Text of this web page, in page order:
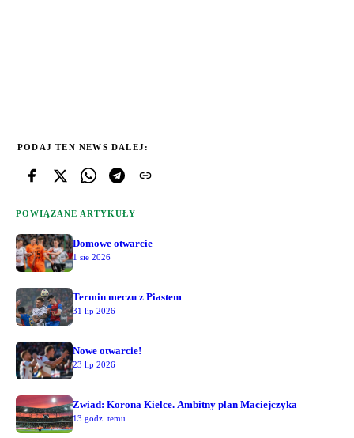
PODAJ TEN NEWS DALEJ:
POWIĄZANE ARTYKUŁY
Domowe otwarcie
1 sie 2026
Termin meczu z Piastem
31 lip 2026
Nowe otwarcie!
23 lip 2026
Zwiad: Korona Kielce. Ambitny plan Maciejczyka
13 godz. temu